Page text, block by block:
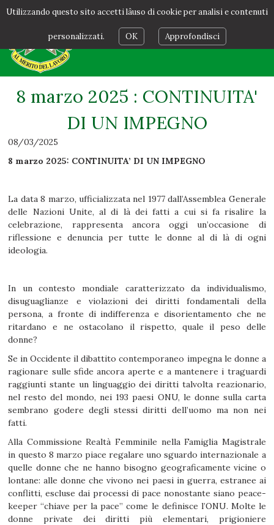
Utilizzando questo sito accetti lâuso di cookie per analisi e contenuti
personalizzati. OK Approfondisci
8 marzo 2025 : CONTINUITA'
DI UN IMPEGNO
08/03/2025
8 marzo 2025: CONTINUITA’ DI UN IMPEGNO
La data 8 marzo, ufficializzata nel 1977 dall’Assemblea Generale
delle Nazioni Unite, al di là dei fatti a cui si fa risalire la
celebrazione, rappresenta ancora oggi un’occasione di
riflessione e denuncia per tutte le donne al di là di ogni
ideologia.
In un contesto mondiale caratterizzato da individualismo,
disuguaglianze e violazioni dei diritti fondamentali della
persona, a fronte di indifferenza e disorientamento che ne
ritardano e ne ostacolano il rispetto, quale il peso delle
donne?
Se in Occidente il dibattito contemporaneo impegna le donne a
ragionare sulle sfide ancora aperte e a mantenere i traguardi
raggiunti stante un linguaggio dei diritti talvolta reazionario,
nel resto del mondo, nei 193 paesi ONU, le donne sulla carta
sembrano godere degli stessi diritti dell’uomo ma non nei
fatti.
Alla Commissione Realtà Femminile nella Famiglia Magistrale
in questo 8 marzo piace regalare uno sguardo internazionale a
quelle donne che ne hanno bisogno geograficamente vicine o
lontane: alle donne che vivono nei paesi in guerra, estranee ai
conflitti, escluse dai processi di pace nonostante siano peace-
keeper “chiave per la pace” come le definisce l’ONU. Molte le
donne private dei diritti più elementari, prigioniere